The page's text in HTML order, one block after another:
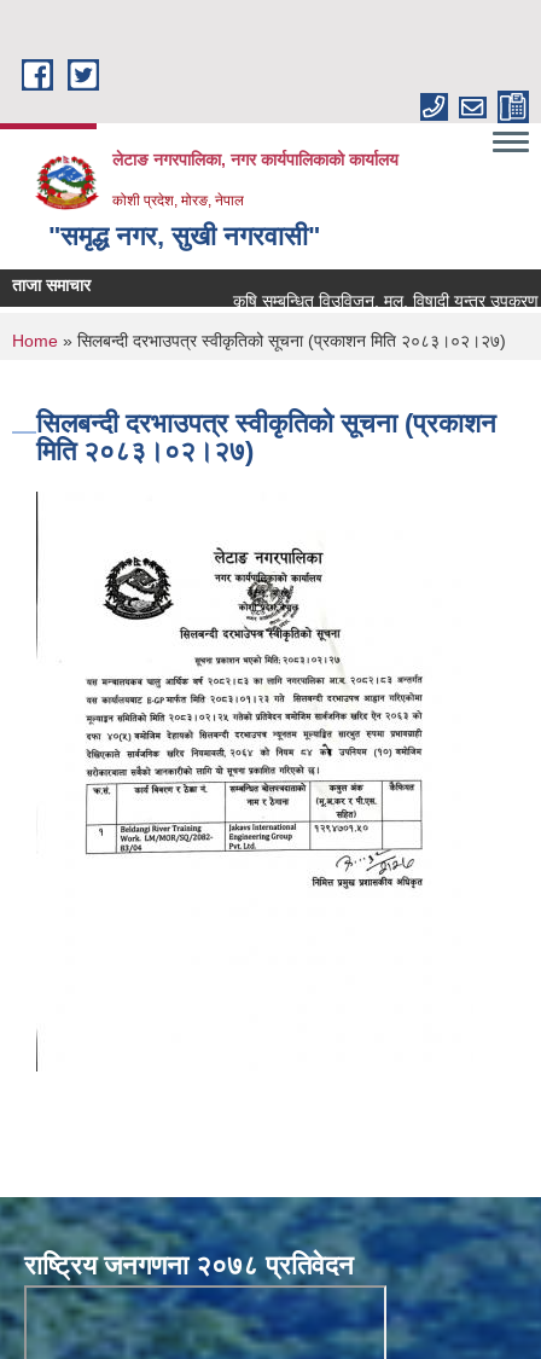
लेटाङ नगरपालिका, नगर कार्यपालिकाको कार्यालय
कोशी प्रदेश, मोरङ, नेपाल
"समृद्ध नगर, सुखी नगरवासी"
ताजा समाचार
कृषि सम्बन्धित विउविजन, मल, विषादी यन्त्र उपकरण
You are here
Home » सिलबन्दी दरभाउपत्र स्वीकृतिको सूचना (प्रकाशन मिति २०८३।०२।२७)
सिलबन्दी दरभाउपत्र स्वीकृतिको सूचना (प्रकाशन
मिति २०८३।०२।२७)
राष्ट्रिय जनगणना २०७८ प्रतिवेदन